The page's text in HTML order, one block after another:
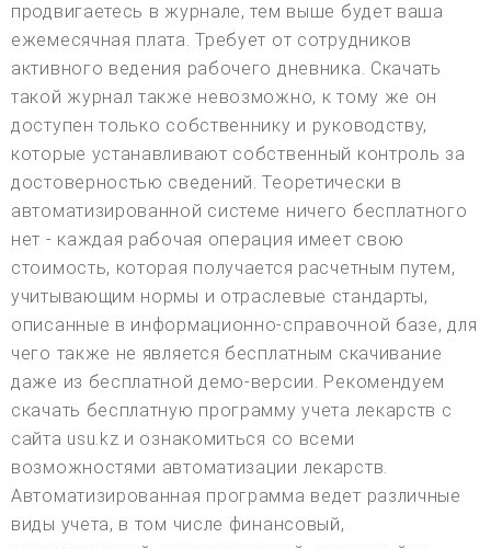
продвигаетесь в журнале, тем выше будет ваша
ежемесячная плата. Требует от сотрудников
активного ведения рабочего дневника. Скачать
такой журнал также невозможно, к тому же он
доступен только собственнику и руководству,
которые устанавливают собственный контроль за
достоверностью сведений. Теоретически в
автоматизированной системе ничего бесплатного
нет - каждая рабочая операция имеет свою
стоимость, которая получается расчетным путем,
учитывающим нормы и отраслевые стандарты,
описанные в информационно-справочной базе, для
чего также не является бесплатным скачивание
даже из бесплатной демо-версии. Рекомендуем
скачать бесплатную программу учета лекарств с
сайта usu.kz и ознакомиться со всеми
возможностями автоматизации лекарств.
Автоматизированная программа ведет различные
виды учета, в том числе финансовый,